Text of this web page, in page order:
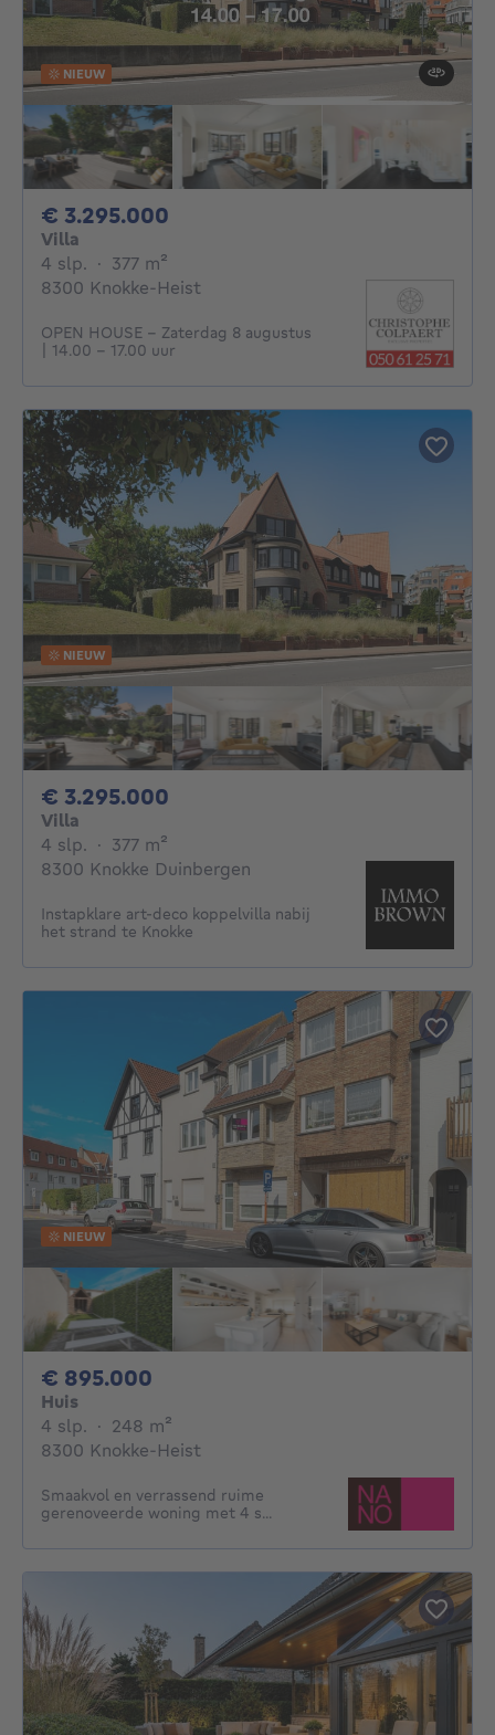
NIEUW
€ 3.295.000
Villa
4 slp. 4 slaapkamers
· 377 m²
8300 Knokke-Heist
OPEN HOUSE - Zaterdag 8 augustus
| 14.00 – 17.00 uur
NIEUW
€ 3.295.000
Villa
4 slp. 4 slaapkamers
· 377 m²
8300 Knokke Duinbergen
Instapklare art-deco koppelvilla nabij
het strand te Knokke
NIEUW
€ 895.000
Huis
4 slp. 4 slaapkamers
· 248 m²
8300 Knokke-Heist
Smaakvol en verrassend ruime
gerenoveerde woning met 4 s...